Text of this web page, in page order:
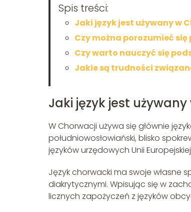
Spis treści:
Jaki język jest używany w
Czy można porozumieć
Czy warto nauczyć się
Jakie są trudności
Jaki język jest
W Chorwacji używa się głównie
południowosłowiański, blisko
języków urzędowych Unii
Język chorwacki ma swoje własne
diakrytycznymi. Wpisując się w
licznych zapożyczeń z języków